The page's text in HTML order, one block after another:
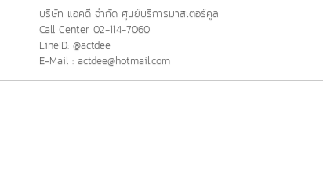
บริษัท แอคดี จำกัด ศูนย์บริการมาสเตอร์คูล
Call Center 02-114-7060
LineID: @actdee
E-Mail : actdee@hotmail.com